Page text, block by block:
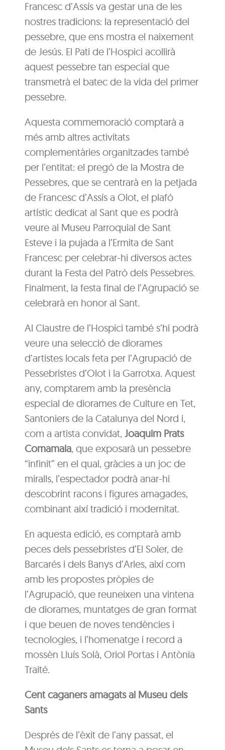
Francesc d’Assís va gestar una de les
nostres tradicions: la representació del
pessebre, que ens mostra el naixement
de Jesús. El Pati de l’Hospici acollirà
aquest pessebre tan especial que
transmetrà el batec de la vida del primer
pessebre.
Aquesta commemoració comptarà a
més amb altres activitats
complementàries organitzades també
per l’entitat: el pregó de la Mostra de
Pessebres, que se centrarà en la petjada
de Francesc d’Assís a Olot, el plafó
artístic dedicat al Sant que es podrà
veure al Museu Parroquial de Sant
Esteve i la pujada a l’Ermita de Sant
Francesc per celebrar-hi diversos actes
durant la Festa del Patró dels Pessebres.
Finalment, la festa final de l’Agrupació se
celebrarà en honor al Sant.
Al Claustre de l’Hospici també s’hi podrà
veure una selecció de diorames
d’artistes locals feta per l’Agrupació de
Pessebristes d’Olot i la Garrotxa. Aquest
any, comptarem amb la presència
especial de diorames de Culture en Tet,
Santoniers de la Catalunya del Nord i,
com a artista convidat,Joaquim Prats
Comamala, que exposarà un pessebre
“infinit” en el qual, gràcies a un joc de
miralls, l’espectador podrà anar-hi
descobrint racons i figures amagades,
combinant així tradició i modernitat.
En aquesta edició, es comptarà amb
peces dels pessebristes d’El Soler, de
Barcarés i dels Banys d’Arles, així com
amb les propostes pròpies de
l’Agrupació, que reuneixen una vintena
de diorames, muntatges de gran format
i que beuen de noves tendències i
tecnologies, i l’homenatge i record a
mossèn Lluís Solà, Oriol Portas i Antònia
Traité.
Cent caganers amagats al Museu dels
Sants
Després de l’èxit de l’any passat, el